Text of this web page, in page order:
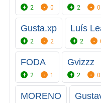
2 0 2 0
Gusta.xp
2 2
Luís
2
FODA
2 1
Gvizzz
2 0
MORENO